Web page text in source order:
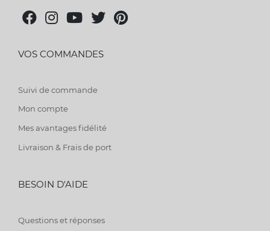
VOS COMMANDES
Suivi de commande
Mon compte
Mes avantages fidélité
Livraison & Frais de port
BESOIN D'AIDE
Questions et réponses